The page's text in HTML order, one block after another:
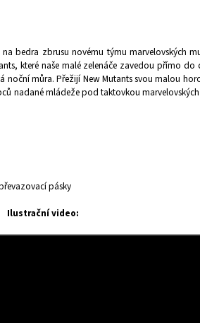
bedra zbrusu novému týmu marvelovských
které naše malé zelenáče zavedou přímo do
noční můra. Přežijí New Mutants svou malou
nadané mládeže pod taktovkou
pásky
Ilustrační video: